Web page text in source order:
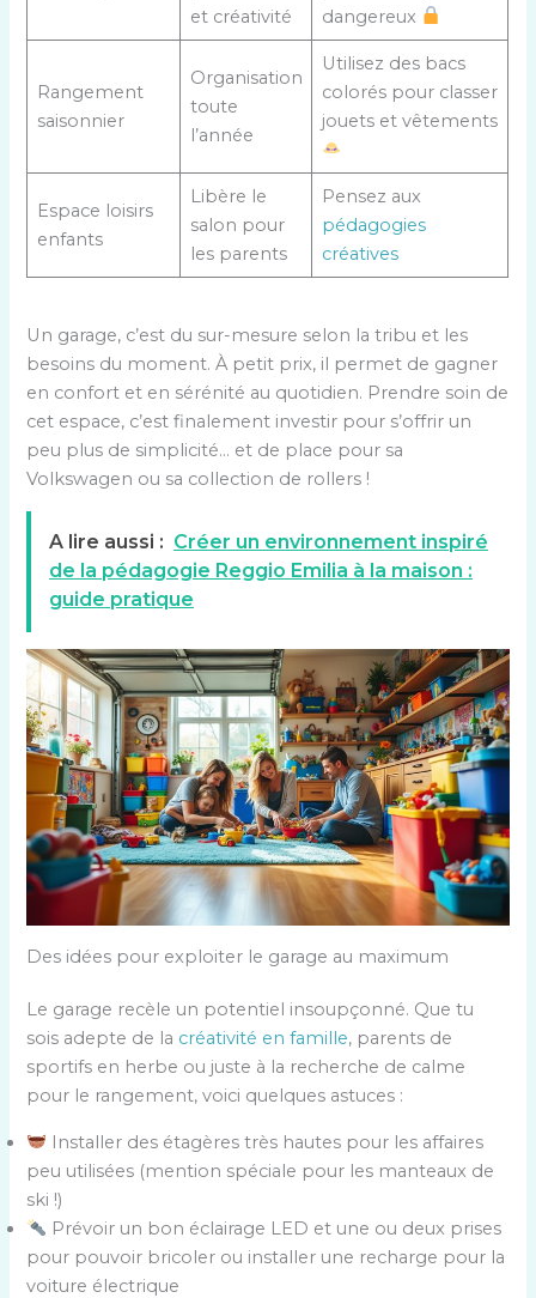
et créativité
dangereux
Rangement
saisonnier
Organisation
toute
l’année
Utilisez des bacs
colorés pour classer
jouets et vêtements
Espace loisirs
enfants
Libère le
salon pour
les parents
Pensez aux
pédagogies
créatives
Un garage, c’est du sur-mesure selon la tribu et les
besoins du moment. À petit prix, il permet de gagner
en confort et en sérénité au quotidien. Prendre soin de
cet espace, c’est finalement investir pour s’offrir un
peu plus de simplicité… et de place pour sa
Volkswagen ou sa collection de rollers !
A lire aussi : Créer un environnement inspiré
de la pédagogie Reggio Emilia à la maison :
guide pratique
Des idées pour exploiter le garage au maximum
Le garage recèle un potentiel insoupçonné. Que tu
sois adepte de la créativité en famille, parents de
sportifs en herbe ou juste à la recherche de calme
pour le rangement, voici quelques astuces :
Installer des étagères très hautes pour les affaires
peu utilisées (mention spéciale pour les manteaux de
ski !)
Prévoir un bon éclairage LED et une ou deux prises
pour pouvoir bricoler ou installer une recharge pour la
voiture électrique